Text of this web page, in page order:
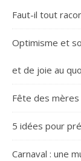
Faut-il tout
Optimisme et
et de joie au
Fête des mères
5 idées pour
Carnaval : une